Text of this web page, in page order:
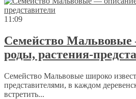
11:09
Семейство
роды, растения-
Семейство Мальвовые широко
представителями, в каждом
встретить...